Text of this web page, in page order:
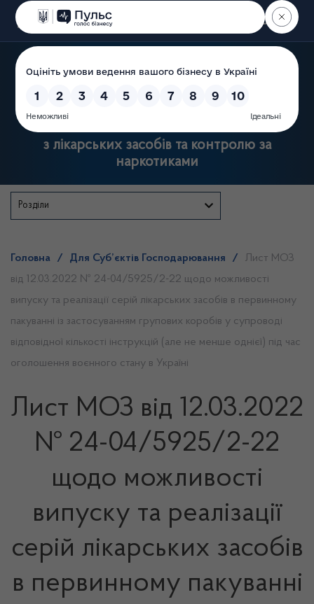
Пошук
Державна служба України
з лікарських засобів та контролю за
наркотиками
Розділи
Головна / Для Суб’єктів Господарювання /
Лист МОЗ
від 12.03.2022 № 24-04/5925/2-22 щодо можливості
випуску та реалізації серій лікарських засобів в первинному
пакуванні із застосуванням групових коробів у супроводі
відповідної кількості інструкцій (але не менше однієї) під час
оголошення воєнного стану в Україні
Лист МОЗ від 12.03.2022
№ 24-04/5925/2-22
щодо можливості
випуску та реалізації
серій лікарських засобів
в первинному пакуванні